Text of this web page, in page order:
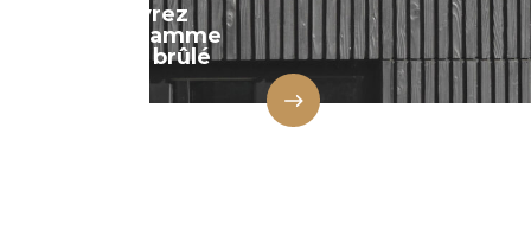
Découvrez
notre gamme
en bois brûlé